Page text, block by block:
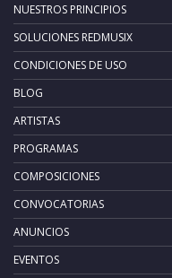
NUESTROS PRINCIPIOS
SOLUCIONES REDMUSIX
CONDICIONES DE USO
BLOG
ARTISTAS
PROGRAMAS
COMPOSICIONES
CONVOCATORIAS
ANUNCIOS
EVENTOS